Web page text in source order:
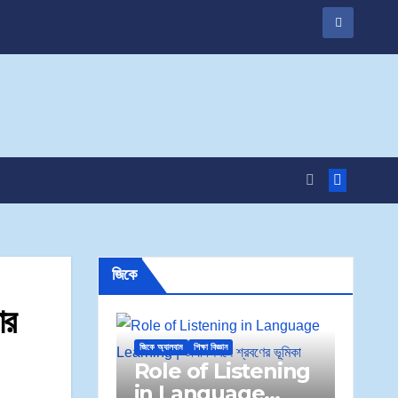
জিকে
জিকে অ্যালবাম শিক্ষা বিজ্ঞান
Role of Listening